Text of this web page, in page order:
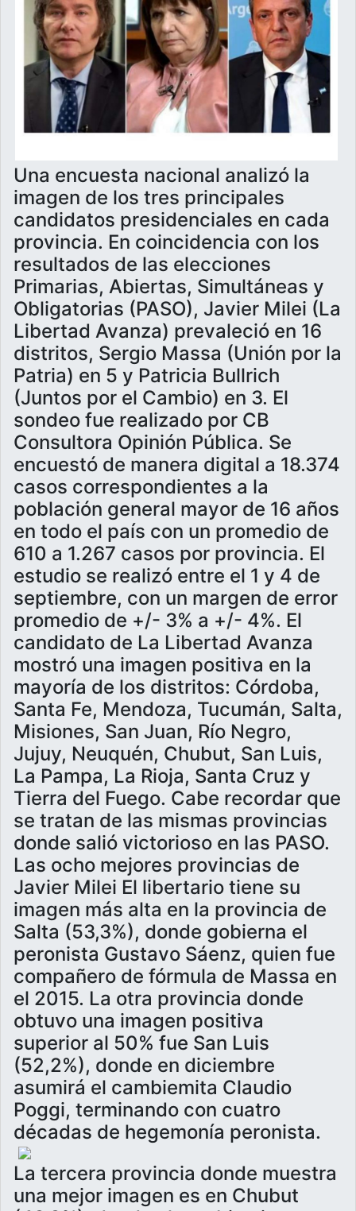
Una encuesta nacional analizó la
imagen de los tres principales
candidatos presidenciales en cada
provincia. En coincidencia con los
resultados de las elecciones
Primarias, Abiertas, Simultáneas y
Obligatorias (PASO), Javier Milei (La
Libertad Avanza) prevaleció en 16
distritos, Sergio Massa (Unión por la
Patria) en 5 y Patricia Bullrich
(Juntos por el Cambio) en 3. El
sondeo fue realizado por CB
Consultora Opinión Pública. Se
encuestó de manera digital a 18.374
casos correspondientes a la
población general mayor de 16 años
en todo el país con un promedio de
610 a 1.267 casos por provincia. El
estudio se realizó entre el 1 y 4 de
septiembre, con un margen de error
promedio de +/- 3% a +/- 4%. El
candidato de La Libertad Avanza
mostró una imagen positiva en la
mayoría de los distritos: Córdoba,
Santa Fe, Mendoza, Tucumán, Salta,
Misiones, San Juan, Río Negro,
Jujuy, Neuquén, Chubut, San Luis,
La Pampa, La Rioja, Santa Cruz y
Tierra del Fuego. Cabe recordar que
se tratan de las mismas provincias
donde salió victorioso en las PASO.
Las ocho mejores provincias de
Javier Milei El libertario tiene su
imagen más alta en la provincia de
Salta (53,3%), donde gobierna el
peronista Gustavo Sáenz, quien fue
compañero de fórmula de Massa en
el 2015. La otra provincia donde
obtuvo una imagen positiva
superior al 50% fue San Luis
(52,2%), donde en diciembre
asumirá el cambiemita Claudio
Poggi, terminando con cuatro
décadas de hegemonía peronista.
La tercera provincia donde muestra
una mejor imagen es en Chubut